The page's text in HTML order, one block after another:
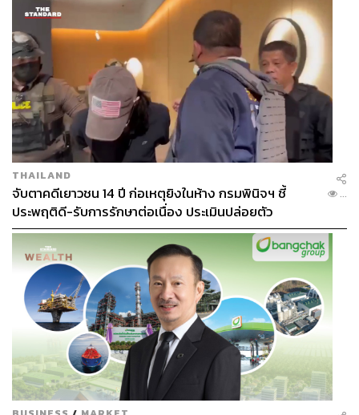
THAILAND
จับตาคดีเยาวชน 14 ปี ก่อเหตุยิงในห้าง กรมพินิจฯ ชี้
ประพฤติดี-รับการรักษาต่อเนื่อง ประเมินปล่อยตัว
...